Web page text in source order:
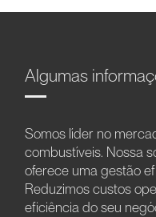
Algumas
Somos líder no
combustíveis. Nossa
oferece uma gestão
Reduzimos custos
eficiência do seu